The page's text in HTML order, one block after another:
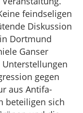
feindseligen
Diskussion
Dortmund
Ganser
gegen
aus Antifa-
beteiligen sich